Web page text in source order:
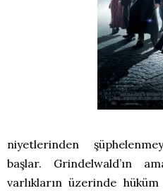
niyetlerinden
başlar. Grindelwald’ın
varlıkların üzerinde